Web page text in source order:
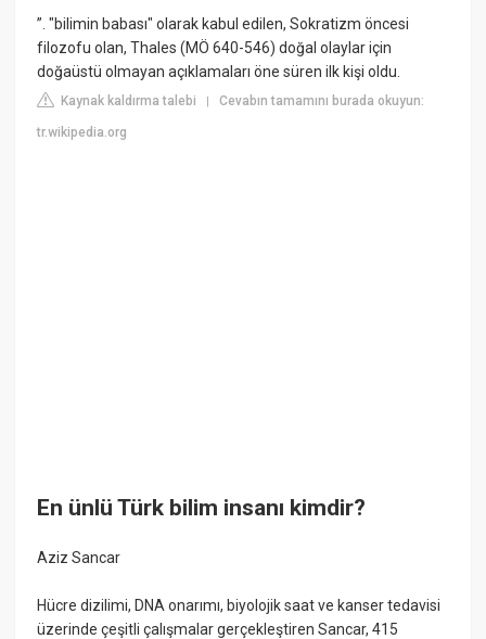
”. "bilimin babası" olarak kabul edilen, Sokratizm öncesi
filozofu olan, Thales (MÖ 640-546) doğal olaylar için
doğaüstü olmayan açıklamaları öne süren ilk kişi oldu.
Kaynak kaldırma talebi |Cevabın tamamını burada okuyun:
tr.wikipedia.org
En ünlü Türk bilim insanı kimdir?
Aziz Sancar
Hücre dizilimi, DNA onarımı, biyolojik saat ve kanser tedavisi
üzerinde çeşitli çalışmalar gerçekleştiren Sancar, 415